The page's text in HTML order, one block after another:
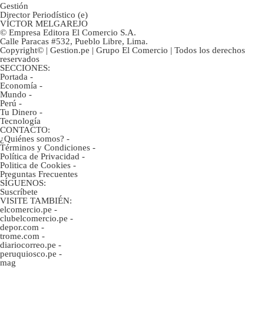
Gestión
Director Periodístico (e)
VÍCTOR MELGAREJO
© Empresa Editora El Comercio S.A.
Calle Paracas #532, Pueblo Libre, Lima.
Copyright© | Gestion.pe | Grupo El Comercio | Todos los derechos
reservados
SECCIONES:
Portada -
Economía -
Mundo -
Perú -
Tu Dinero -
Tecnología
CONTACTO:
¿Quiénes somos? -
Términos y Condiciones -
Política de Privacidad -
Politica de Cookies -
Preguntas Frecuentes
SÍGUENOS:
Suscríbete
VISITE TAMBIÉN:
elcomercio.pe -
clubelcomercio.pe -
depor.com -
trome.com -
diariocorreo.pe -
peruquiosco.pe -
mag